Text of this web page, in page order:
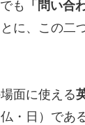
も 「問い合
に、この二
面に使える
・日）であ